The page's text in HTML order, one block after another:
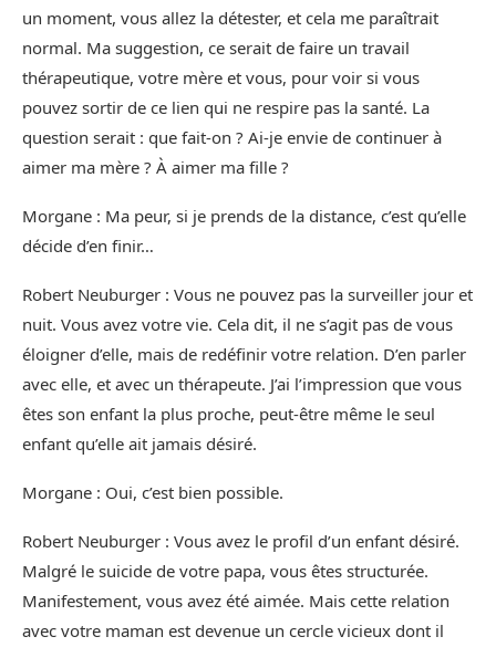
un moment, vous allez la détester, et cela me paraîtrait
normal. Ma suggestion, ce serait de faire un travail
thérapeutique, votre mère et vous, pour voir si vous
pouvez sortir de ce lien qui ne respire pas la santé. La
question serait : que fait-on ? Ai-je envie de continuer à
aimer ma mère ? À aimer ma fille ?
Morgane : Ma peur, si je prends de la distance, c’est qu’elle
décide d’en finir…
Robert Neuburger : Vous ne pouvez pas la surveiller jour et
nuit. Vous avez votre vie. Cela dit, il ne s’agit pas de vous
éloigner d’elle, mais de redéfinir votre relation. D’en parler
avec elle, et avec un thérapeute. J’ai l’impression que vous
êtes son enfant la plus proche, peut-être même le seul
enfant qu’elle ait jamais désiré.
Morgane : Oui, c’est bien possible.
Robert Neuburger : Vous avez le profil d’un enfant désiré.
Malgré le suicide de votre papa, vous êtes structurée.
Manifestement, vous avez été aimée. Mais cette relation
avec votre maman est devenue un cercle vicieux dont il